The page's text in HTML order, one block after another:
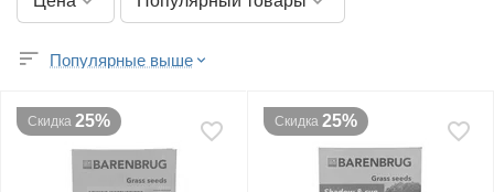
Популярные выше
Скидка 25% Скидка 25%